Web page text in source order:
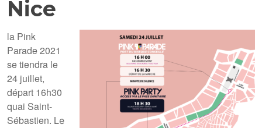
Nice
la Pink
Parade 2021
se tiendra le
24 juillet,
départ 16h30
quai Saint-
Sébastien. Le